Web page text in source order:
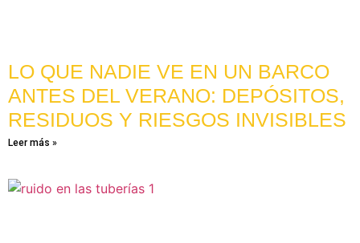
LO QUE NADIE VE EN UN BARCO
ANTES DEL VERANO: DEPÓSITOS,
RESIDUOS Y RIESGOS INVISIBLES
Leer más »